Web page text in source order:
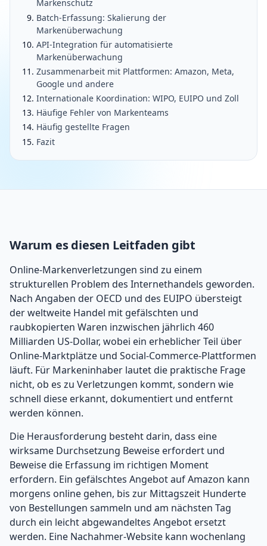
Markenschutz
Batch-Erfassung: Skalierung der
Markenüberwachung
API-Integration für automatisierte
Markenüberwachung
Zusammenarbeit mit Plattformen: Amazon, Meta,
Google und andere
Internationale Koordination: WIPO, EUIPO und Zoll
Häufige Fehler von Markenteams
Häufig gestellte Fragen
Fazit
Warum es diesen Leitfaden gibt
Online-Markenverletzungen sind zu einem
strukturellen Problem des Internethandels geworden.
Nach Angaben der OECD und des EUIPO übersteigt
der weltweite Handel mit gefälschten und
raubkopierten Waren inzwischen jährlich 460
Milliarden US-Dollar, wobei ein erheblicher Teil über
Online-Marktplätze und Social-Commerce-Plattformen
läuft. Für Markeninhaber lautet die praktische Frage
nicht, ob es zu Verletzungen kommt, sondern wie
schnell diese erkannt, dokumentiert und entfernt
werden können.
Die Herausforderung besteht darin, dass eine
wirksame Durchsetzung Beweise erfordert und
Beweise die Erfassung im richtigen Moment
erfordern. Ein gefälschtes Angebot auf Amazon kann
morgens online gehen, bis zur Mittagszeit Hunderte
von Bestellungen sammeln und am nächsten Tag
durch ein leicht abgewandeltes Angebot ersetzt
werden. Eine Nachahmer-Website kann wochenlang